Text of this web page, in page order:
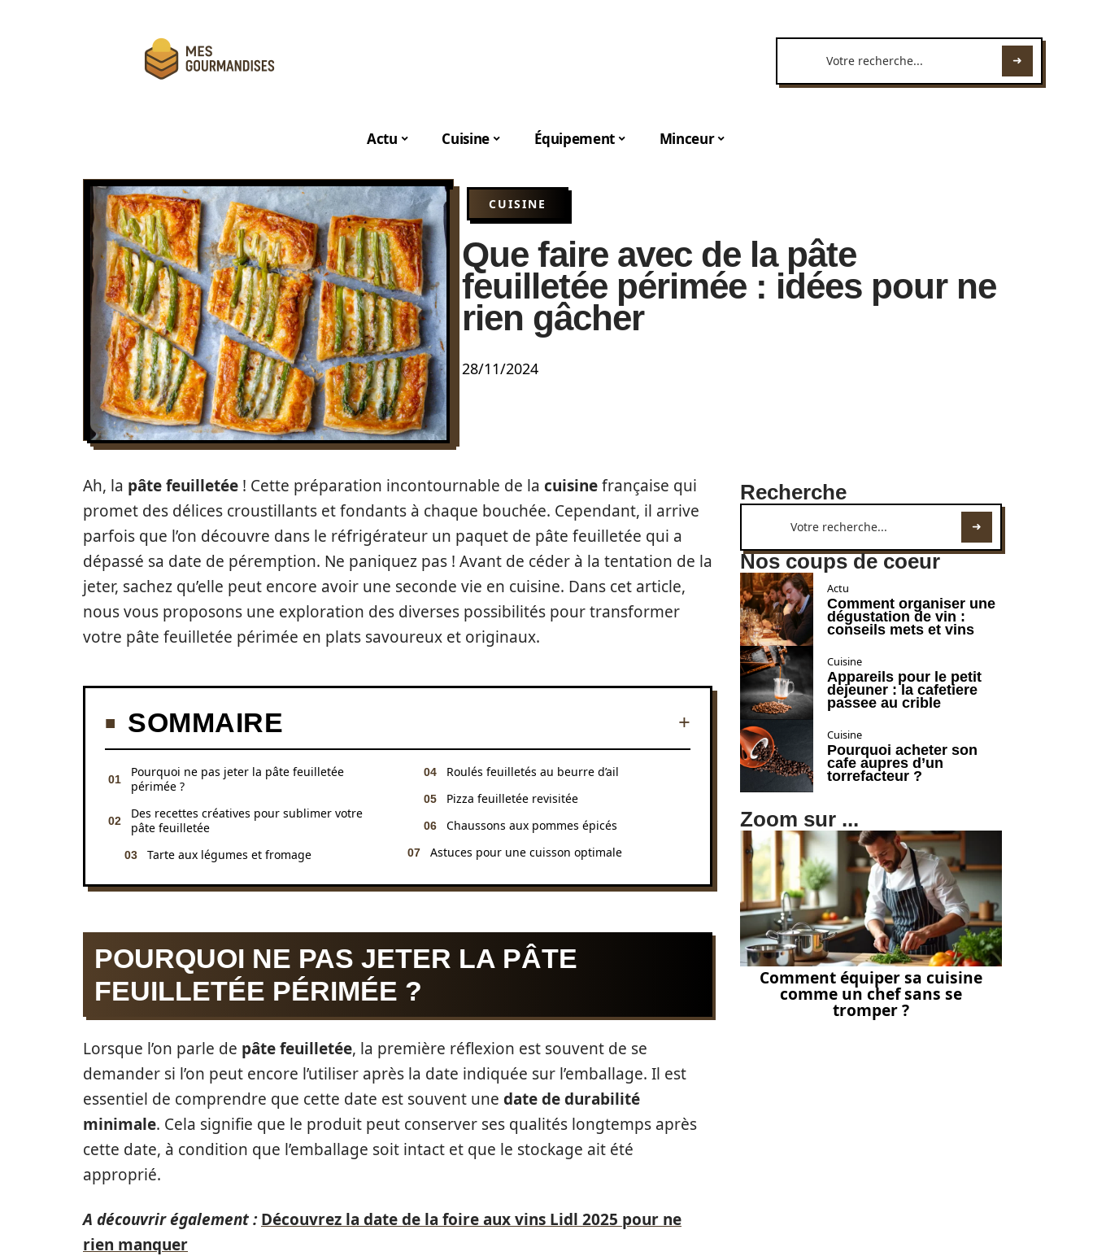
Actu Cuisine Équipement Minceur
CUISINE
Que faire avec de la pâte
feuilletée périmée : idées pour ne
rien gâcher
28/11/2024
Ah, la pâte feuilletée ! Cette préparation incontournable de la cuisinefrançaise qui
promet des délices croustillants et fondants à chaque bouchée. Cependant, il arrive
parfois que l’on découvre dans le réfrigérateur un paquet de pâte feuilletée qui a
dépassé sa date de péremption. Ne paniquez pas ! Avant de céder à la tentation de la
jeter, sachez qu’elle peut encore avoir une seconde vie en cuisine. Dans cet article,
nous vous proposons une exploration des diverses possibilités pour transformer
votre pâte feuilletée périmée en plats savoureux et originaux.
SOMMAIRE
Pourquoi ne pas jeter la pâte feuilletée
périmée ?
Des recettes créatives pour sublimer votre
pâte feuilletée
Tarte aux légumes et fromage
Roulés feuilletés au beurre d’ail
Pizza feuilletée revisitée
Chaussons aux pommes épicés
Astuces pour une cuisson optimale
POURQUOI NE PAS JETER LA PÂTE
FEUILLETÉE PÉRIMÉE ?
Lorsque l’on parle de pâte feuilletée, la première réflexion est souvent de se
demander si l’on peut encore l’utiliser après la date indiquée sur l’emballage. Il est
essentiel de comprendre que cette date est souvent une date de durabilité
minimale. Cela signifie que le produit peut conserver ses qualités longtemps après
cette date, à condition que l’emballage soit intact et que le stockage ait été
approprié.
A découvrir également : Découvrez la date de la foire aux vins Lidl 2025 pour ne
rien manquer
Recherche
Nos coups de coeur
Actu
Comment organiser une
dégustation de vin :
conseils mets et vins
Cuisine
Appareils pour le petit
dejeuner : la cafetiere
passee au crible
Cuisine
Pourquoi acheter son
cafe aupres d’un
torrefacteur ?
Zoom sur ...
Comment équiper sa cuisine
comme un chef sans se
tromper ?